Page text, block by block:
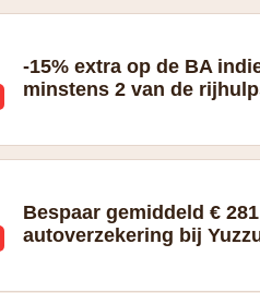
-15% extra op de BA
minstens 2 van de
Bespaar gemiddeld €
autoverzekering bij